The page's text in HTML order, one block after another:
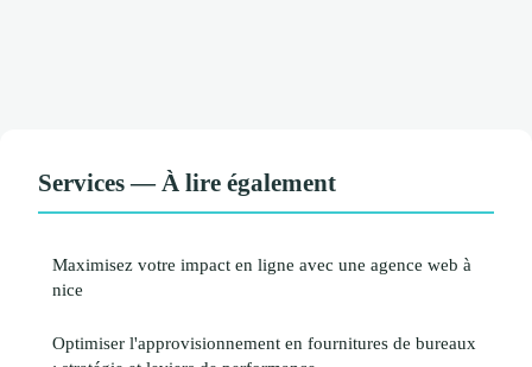
Services — À lire également
Maximisez votre impact en ligne avec une agence web à
nice
Optimiser l'approvisionnement en fournitures de bureaux